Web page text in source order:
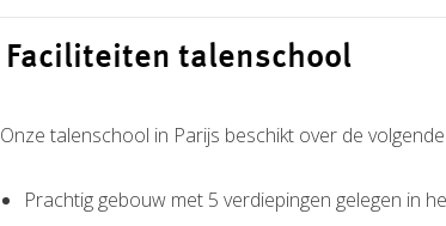
Faciliteiten talenschool
Onze talenschool in Parijs beschikt over de
Prachtig gebouw met 5 verdiepingen gelegen in